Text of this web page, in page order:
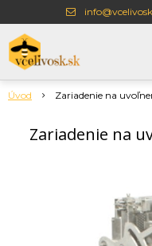
Úvod Zariadenie na
Zariadenie na